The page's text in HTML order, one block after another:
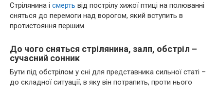
Стрілянина і смерть від пострілу хижої птиці на полюванні
сняться до перемоги над ворогом, який вступить в
протистояння першим.
До чого сняться стрілянина, залп, обстріл –
сучасний сонник
Бути під обстрілом у сні для представника сильної статі –
до складної ситуації, в яку він потрапить, проти нього